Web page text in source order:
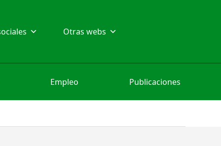
Otras webs
Empleo Publicaciones